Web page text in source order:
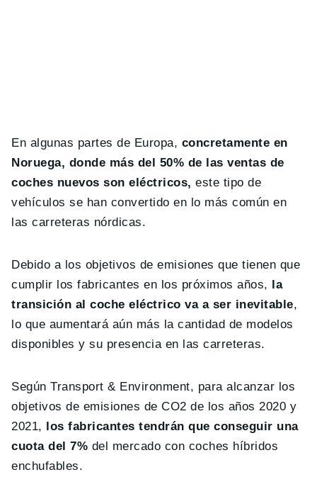
En algunas partes de Europa, concretamente en
Noruega, donde más del 50% de las ventas de
coches nuevos son eléctricos, este tipo de
vehículos se han convertido en lo más común en
las carreteras nórdicas.
Debido a los objetivos de emisiones que tienen que
cumplir los fabricantes en los próximos años,
la
transición al coche eléctrico va a ser inevitable,
lo que aumentará aún más la cantidad de modelos
disponibles y su presencia en las carreteras.
Según Transport & Environment, para alcanzar los
objetivos de emisiones de CO2 de los años 2020 y
2021,
los fabricantes tendrán que conseguir una
cuota del 7% del mercado con coches híbridos
enchufables.